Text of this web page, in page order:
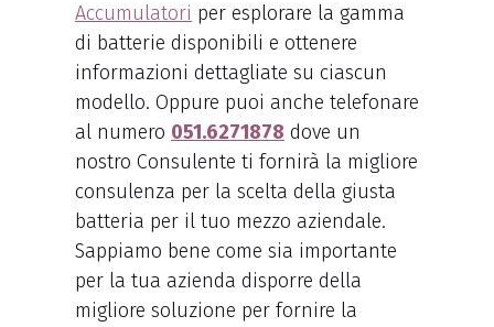
Accumulatori per esplorare la gamma
di batterie disponibili e ottenere
informazioni dettagliate su ciascun
modello. Oppure puoi anche telefonare
al numero 051.6271878 dove un
nostro Consulente ti fornirà la migliore
consulenza per la scelta della giusta
batteria per il tuo mezzo aziendale.
Sappiamo bene come sia importante
per la tua azienda disporre della
migliore soluzione per fornire la